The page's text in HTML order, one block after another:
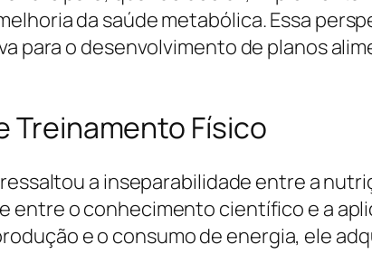
da saúde metabólica. Essa
para o desenvolvimento de planos
Treinamento Físico
a inseparabilidade entre a
entre o conhecimento científico e a
e o consumo de energia, ele